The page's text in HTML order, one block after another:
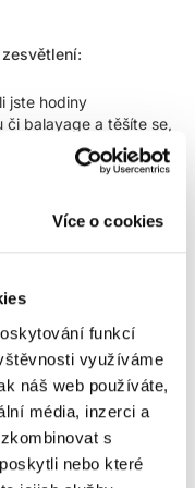
Více o cookies
funkcí
využíváme
náš web používáte,
média, inzerci a
s
nebo které
jste hodiny
či balayage a těšíte se,
třešničku na dortu! Ale
a zdá se být
výdrž barvy.
a začít používat
nejpředvídatelnější
po zesvětlení.
nejpředvídatelnější
zesvětlené vlasy: